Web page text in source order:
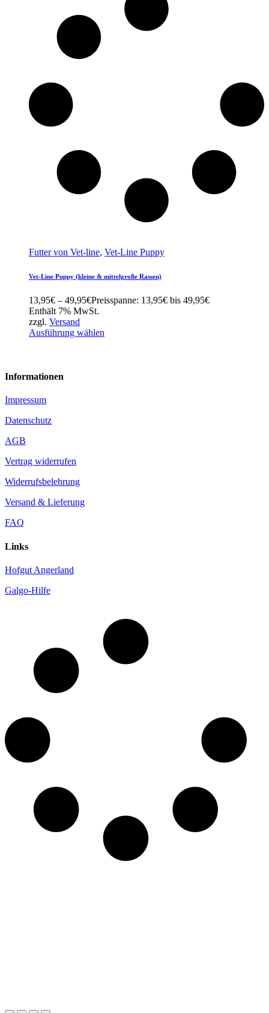
Futter von Vet-line, Vet-Line Puppy
Vet-Line Puppy (kleine & mittelgroße Rassen)
13,95€ – 49,95€Preisspanne: 13,95€ bis 49,95€
Enthält 7% MwSt.
zzgl. Versand
Ausführung wählen
Informationen
Impressum
Datenschutz
AGB
Vertrag widerrufen
Widerrufsbelehrung
Versand & Lieferung
FAQ
Links
Hofgut Angerland
Galgo-Hilfe